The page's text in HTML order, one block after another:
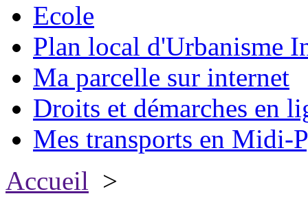
Ecole
Plan local d'Urbanisme
Ma parcelle sur internet
Droits et démarches en
Mes transports en Midi-
Accueil >